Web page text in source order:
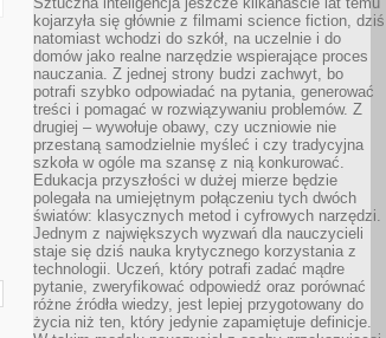
kojarzyła się głównie z filmami science fiction, dziś
natomiast wchodzi do szkół, na uczelnie i do
domów jako realne narzędzie wspierające proces
nauczania. Z jednej strony budzi zachwyt, bo
potrafi szybko odpowiadać na pytania, generować
treści i pomagać w rozwiązywaniu problemów. Z
drugiej – wywołuje obawy, czy uczniowie nie
przestaną samodzielnie myśleć i czy tradycyjna
szkoła w ogóle ma szansę z nią konkurować.
Edukacja przyszłości w dużej mierze będzie
polegała na umiejętnym połączeniu tych dwóch
światów: klasycznych metod i cyfrowych narzędzi.
Jednym z największych wyzwań dla nauczycieli
staje się dziś nauka krytycznego korzystania z
technologii. Uczeń, który potrafi zadać mądre
pytanie, zweryfikować odpowiedź oraz porównać
różne źródła wiedzy, jest lepiej przygotowany do
życia niż ten, który jedynie zapamiętuje definicje.